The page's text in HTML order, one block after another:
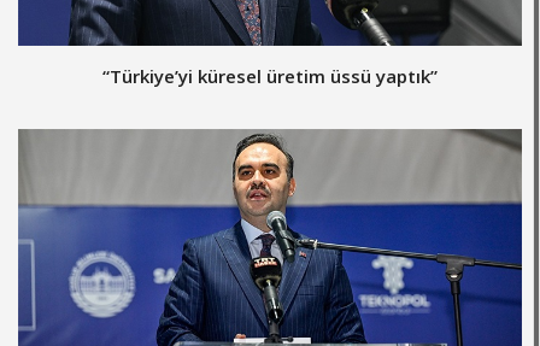
“Türkiye’yi küresel üretim üssü yaptık”